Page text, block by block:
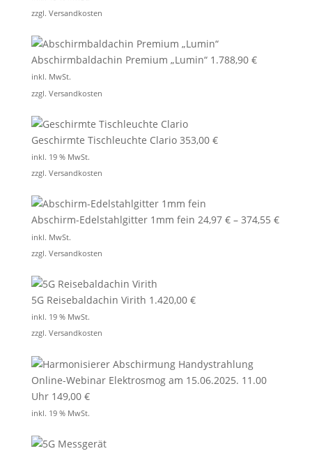
zzgl. Versandkosten
Abschirmbaldachin Premium „Lumin“ 1.788,90 €
inkl. MwSt.
zzgl. Versandkosten
Geschirmte Tischleuchte Clario 353,00 €
inkl. 19 % MwSt.
zzgl. Versandkosten
Abschirm-Edelstahlgitter 1mm fein 24,97 €– 374,55 €
inkl. MwSt.
zzgl. Versandkosten
5G Reisebaldachin Virith 1.420,00 €
inkl. 19 % MwSt.
zzgl. Versandkosten
Online-Webinar Elektrosmog am 15.06.2025. 11.00
Uhr 149,00 €
inkl. 19 % MwSt.